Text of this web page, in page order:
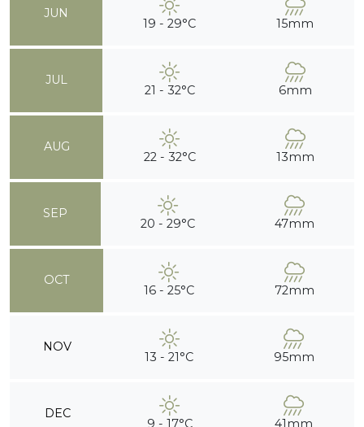
JUN
19 - 29°C 15mm
JUL
21 - 32°C 6mm
AUG
22 - 32°C 13mm
SEP
20 - 29°C 47mm
OCT
16 - 25°C 72mm
NOV
13 - 21°C 95mm
DEC
9 - 17°C 41mm